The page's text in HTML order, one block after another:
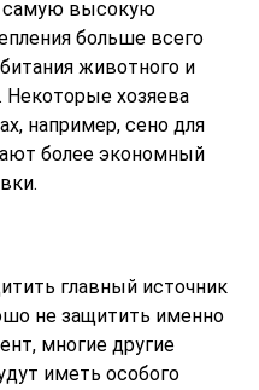
самую высокую
больше всего
животного и
Некоторые хозяева
например, сено для
более экономный
главный источник
не защитить именно
многие другие
иметь особого